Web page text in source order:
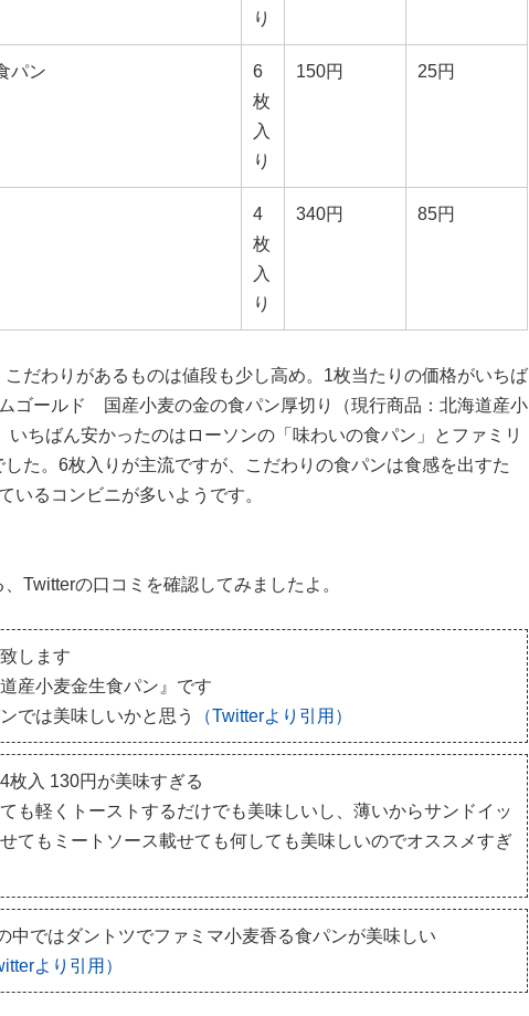
り
パン
6
枚
入
り
150円 25円
4
枚
入
り
340円 85円
だわりがあるものは値段も少し高め。1枚当たりの価格がいちば
ゴールド 国産小麦の金の食パン厚切り（現行商品：北海道産小
いちばん安かったのはローソンの「味わいの食パン」とファミリ
た。6枚入りが主流ですが、こだわりの食パンは食感を出すた
いるコンビニが多いようです。
Twitterの口コミを確認してみましたよ。
します
産小麦金生食パン』です
では美味しいかと思う
（Twitterより引用）
枚入 130円が美味すぎる
も軽くトーストするだけでも美味しいし、薄いからサンドイッ
てもミートソース載せても何しても美味しいのでオススメすぎ
中ではダントツでファミマ小麦香る食パンが美味しい
より引用）